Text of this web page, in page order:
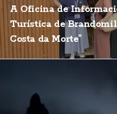
A Oficina de
Turística de
Costa da Morte"